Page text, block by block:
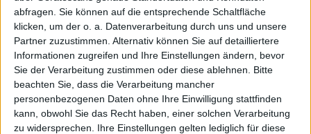
abfragen. Sie können auf die entsprechende Schaltfläche
klicken, um der o. a. Datenverarbeitung durch uns und unsere
Partner zuzustimmen. Alternativ können Sie auf detailliertere
Informationen zugreifen und Ihre Einstellungen ändern, bevor
Sie der Verarbeitung zustimmen oder diese ablehnen.
Bitte
beachten Sie, dass die Verarbeitung mancher
personenbezogenen Daten ohne Ihre Einwilligung stattfinden
kann, obwohl Sie das Recht haben, einer solchen Verarbeitung
zu widersprechen. Ihre Einstellungen gelten lediglich für diese
Zur Startseite
Thomas